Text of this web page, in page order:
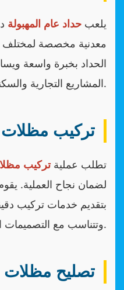
يلعب حداد عام المهبولة
معدنية مخصصة لمختلف
الحداد بخبرة واسعة
المشاريع التجارية والسكنية.
تركيب مظلات
تطلب عمليةتركيب
لضمان نجاح العملية.
بتقديم خدمات تركيب
وتتناسب مع التصميمات المختلفة.
تصليح مظلات